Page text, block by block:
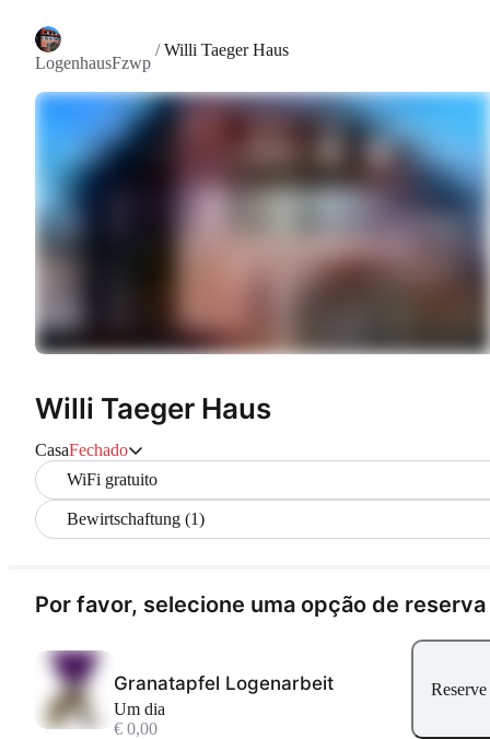
LogenhausFzwp
/Willi Taeger Haus
Willi Taeger Haus
CasaFechado
WiFi gratuito
Bewirtschaftung (1)
Por favor, selecione uma opção de reserva
Granatapfel Logenarbeit
Um dia
€ 0,00